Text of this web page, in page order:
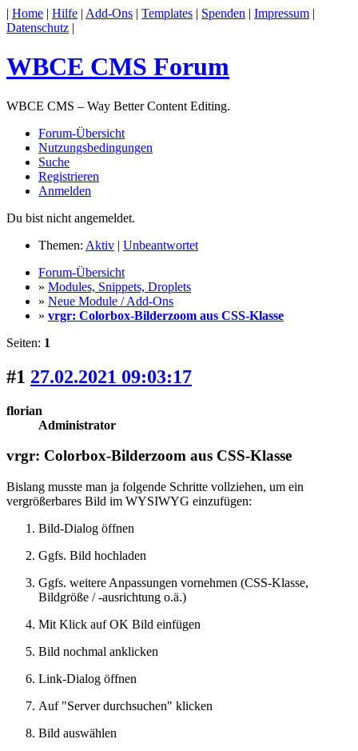
| Home | Hilfe | Add-Ons | Templates | Spenden | Impressum |
Datenschutz |
WBCE CMS Forum
WBCE CMS – Way Better Content Editing.
Forum-Übersicht
Nutzungsbedingungen
Suche
Registrieren
Anmelden
Du bist nicht angemeldet.
Themen: Aktiv | Unbeantwortet
Forum-Übersicht
» Modules, Snippets, Droplets
» Neue Module / Add-Ons
» vrgr: Colorbox-Bilderzoom aus CSS-Klasse
Seiten: 1
#1 27.02.2021 09:03:17
florian
Administrator
vrgr: Colorbox-Bilderzoom aus CSS-Klasse
Bislang musste man ja folgende Schritte vollziehen, um ein
vergrößerbares Bild im WYSIWYG einzufügen:
Bild-Dialog öffnen
Ggfs. Bild hochladen
Ggfs. weitere Anpassungen vornehmen (CSS-Klasse,
Bildgröße / -ausrichtung o.ä.)
Mit Klick auf OK Bild einfügen
Bild nochmal anklicken
Link-Dialog öffnen
Auf "Server durchsuchen" klicken
Bild auswählen